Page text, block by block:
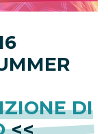
DI